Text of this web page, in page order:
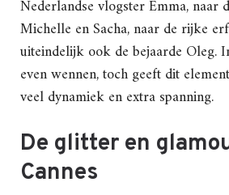
Nederlandse vlogster Emma, naar
Michelle en Sacha, naar de rijke
uiteindelijk ook de bejaarde Oleg.
even wennen, toch geeft dit
veel dynamiek en extra spanning.
De glitter en
Cannes